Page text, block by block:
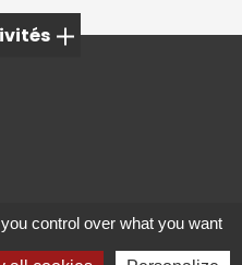
à Megève
Aix-les-Bains
à Lyon
à Chambéry
control over what you want